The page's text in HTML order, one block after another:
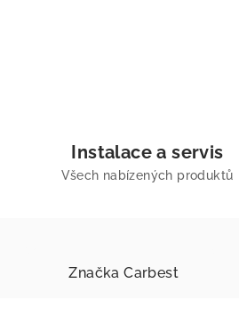
Instalace a servis
Všech nabízených produktů
Značka Carbest